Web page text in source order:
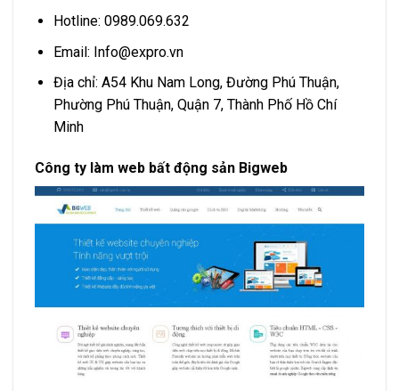
Hotline: 0989.069.632
Email: Info@expro.vn
Địa chỉ: A54 Khu Nam Long, Đường Phú Thuận,
Phường Phú Thuận, Quận 7, Thành Phố Hồ Chí
Minh
Công ty làm web bất động sản Bigweb